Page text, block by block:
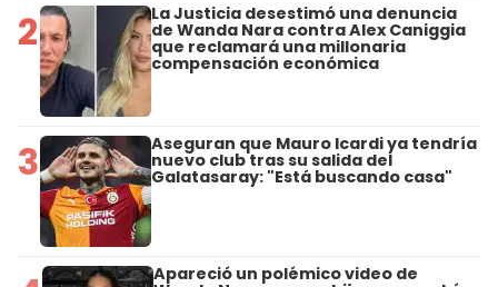
2 La Justicia desestimó una denuncia
de Wanda Nara contra Alex Caniggia
que reclamará una millonaria
compensación económica
3 Aseguran que Mauro Icardi ya tendría
nuevo club tras su salida del
Galatasaray: "Está buscando casa"
Apareció un polémico video de